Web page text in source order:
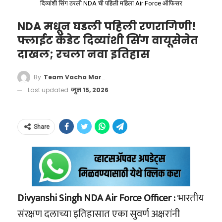
मिळू लागला आहे.
ईव्ही (EV – Electric Vehicle) आणि बॅटरी
टेक्नॉलॉजी: संपूर्ण जग आता पेट्रोल-डिझेल सोडून
इलेक्ट्रिक गाड्यांकडे वळले आहे. ईव्ही बॅटरी
मॅनेजमेंट, चार्जिंग स्टेशन इन्स्टॉलेशन, आणि ईव्ही
Govt Tightens Cough Syrup
Rules, Prescription Needed for
More
Formulations#CoughSyrupRules
#IndiaPharmaNews
#PrescriptionMedicine
दिव्यांशी सिंग ठरली NDA ची पहिली महिला Air Force ऑफिसर
NDA मधून घडली पहिली रणरागिणी!
फ्लाईट कॅडेट दिव्यांशी सिंग वायूसेनेत
दाखल; रचला नवा इतिहास
By Team Vacha Marathi
Last updated जून 15, 2026
Share
Divyanshi Singh NDA Air Force Officer :भारतीय
संरक्षण दलाच्या इतिहासात एका सुवर्ण अक्षरांनी